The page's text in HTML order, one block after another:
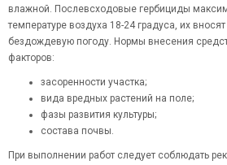
влажной. Послевсходовые гербициды
температуре воздуха 18-24 градуса, их
бездождевую погоду. Нормы внесения
факторов:
засоренности участка;
вида вредных растений на поле;
фазы развития культуры;
состава почвы.
При выполнении работ следует соблюдать